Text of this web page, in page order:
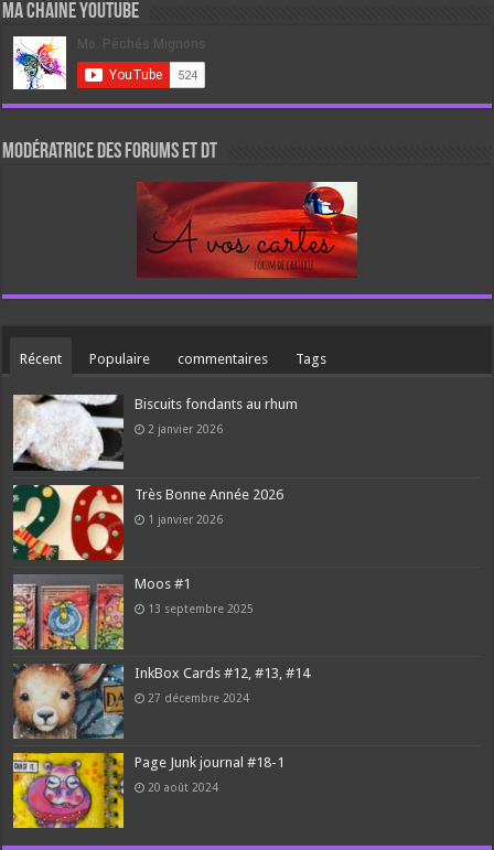
Ma chaine Youtube
Modératrice des forums et DT
Récent Populaire commentaires Tags
Biscuits fondants au rhum
2 janvier 2026
Très Bonne Année 2026
1 janvier 2026
Moos #1
13 septembre 2025
InkBox Cards #12, #13, #14
27 décembre 2024
Page Junk journal #18-1
20 août 2024